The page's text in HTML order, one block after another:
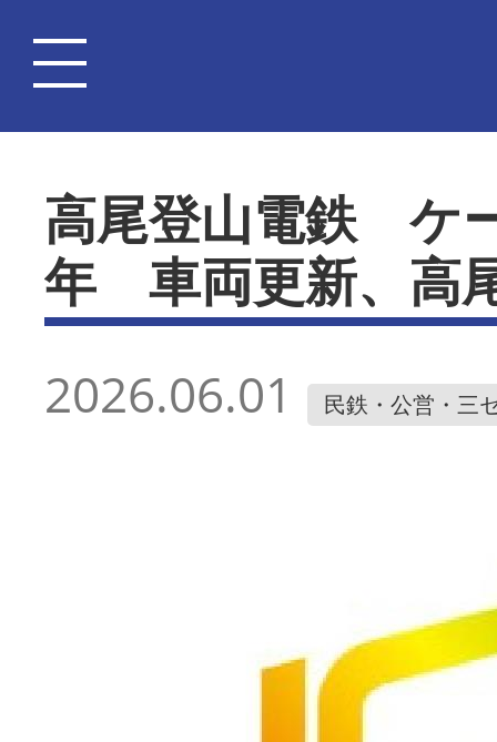
高尾登山電鉄 ケ
年 車両更新、高
2026.06.01 民鉄・公営・三